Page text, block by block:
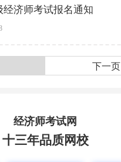
经济师考试报名通知
下一页
经济师考试网
十三年品质网校